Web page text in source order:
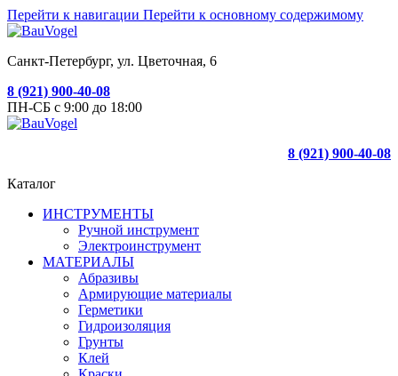
Перейти к навигации Перейти к основному содержимому
Санкт-Петербург, ул. Цветочная, 6
8 (921) 900-40-08
ПН-СБ с 9:00 до 18:00
8 (921) 900-40-08
Каталог
ИНСТРУМЕНТЫ
Ручной инструмент
Электроинструмент
МАТЕРИАЛЫ
Абразивы
Армирующие материалы
Герметики
Гидроизоляция
Грунты
Клей